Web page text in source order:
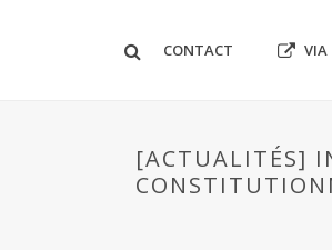
VIA
CONTACT
[ACTUALITÉS]